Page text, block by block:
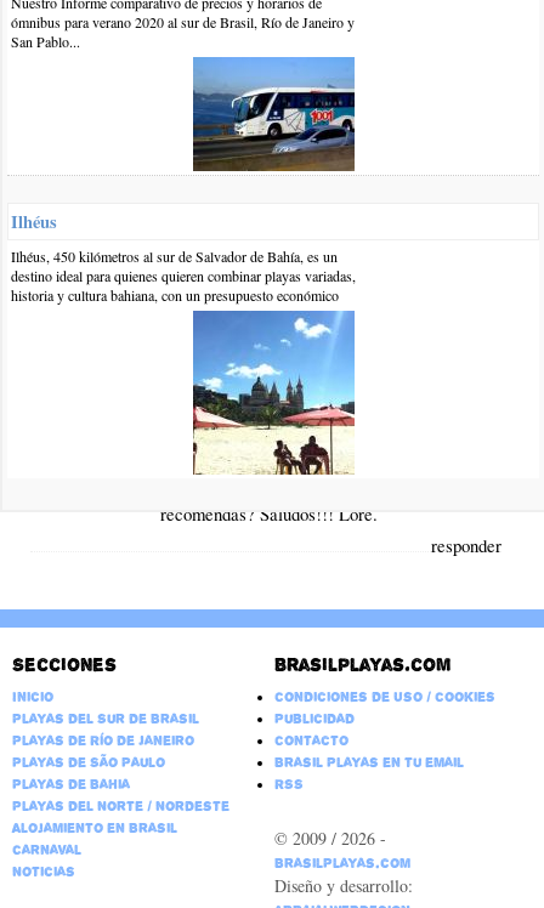
0 13-ene-2014
ezequiel
Janeiro o Sao Pablo, hasta recife.
Hola! Sabes si hay algún colectivo que conecte Recife - Pipa?
::por:Lorena
Hola! Muy bueno el blog! Quería consultarte porque estoy
planificando vacaciones en Brasil con una amiga. Estamos entre
Porto Seguro y Recife (que creo tiene playas mas lindas).
Recife es tan grande que no me queda claro donde conviene
alojarme (norte o sur) la idea es disfrutar la playa durante el día
recomendas? Saludos!!! Lore.
responder
ómnibus para verano 2020 al sur de Brasil, Río de Janeiro y
San Pablo...
Ilhéus
Ilhéus, 450 kilómetros al sur de Salvador de Bahía, es un
destino ideal para quienes quieren combinar playas variadas,
historia y cultura bahiana, con un presupuesto económico
Secciones
Inicio
Playas del Sur de Brasil
Playas de Río de Janeiro
Playas de São Paulo
Playas de Bahia
Playas del Norte / Nordeste
Alojamiento en Brasil
Carnaval
Noticias
Brasilplayas.com
Condiciones de Uso / Cookies
Publicidad
Contacto
Brasil Playas en tu email
RSS
© 2009 / 2026 -
BrasilPlayas.com
Diseño y desarrollo: